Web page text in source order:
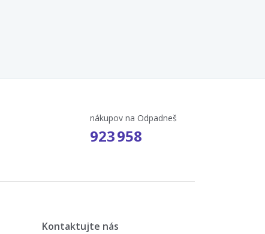
nákupov na Odpadneš
923 958
Kontaktujte nás